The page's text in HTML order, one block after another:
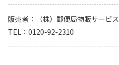
販売者
（株）郵便局物販サービス
TEL
0120-92-2310